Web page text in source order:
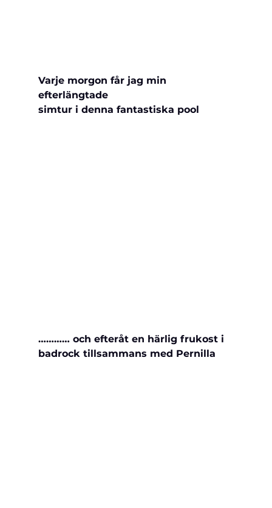
Varje morgon får jag min
efterlängtade
simtur i denna fantastiska pool
………… och efteråt en härlig frukost i
badrock tillsammans med Pernilla